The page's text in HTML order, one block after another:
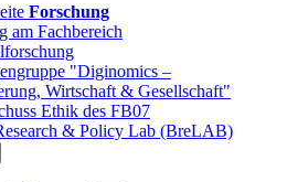
Forschung
am Fachbereich
"Diginomics –
Wirtschaft & Gesellschaft"
Ethik des FB07
& Policy Lab (BreLAB)